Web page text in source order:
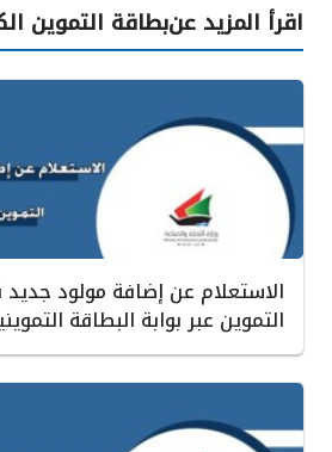
اقرأ المزيد عنبطاقة التموين
الاستعلام عن إضافة مولود
التموين عبر بوابة البطاقة